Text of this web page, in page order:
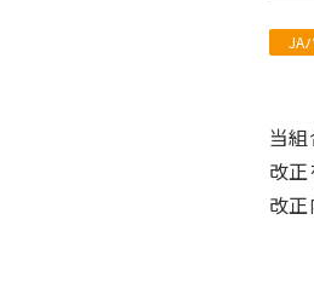
JA
当
改正
改